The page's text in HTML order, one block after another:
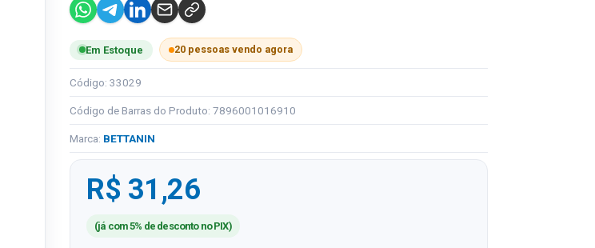
Em Estoque 20 pessoas vendo agora
Código: 33029
Código de Barras do Produto: 7896001016910
Marca: BETTANIN
R$ 31,26
(já com 5% de desconto no PIX)